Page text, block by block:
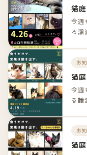
猫
今週
る譲
ンク
お
猫
今週
る譲
お
猫